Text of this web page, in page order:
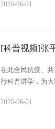
2020-06-01
[科普视频]张
在此全民抗疫、
行科普讲学，为
2020-06-01